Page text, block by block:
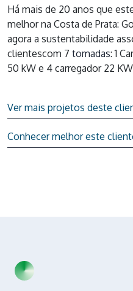
Há mais de 20 anos que
melhor na Costa de Prata:
agora a sustentabilidade
clientescom 7 tomadas:1
50 kW e 4 carregador 22 KW
Ver mais projetos deste
Conhecer melhor este